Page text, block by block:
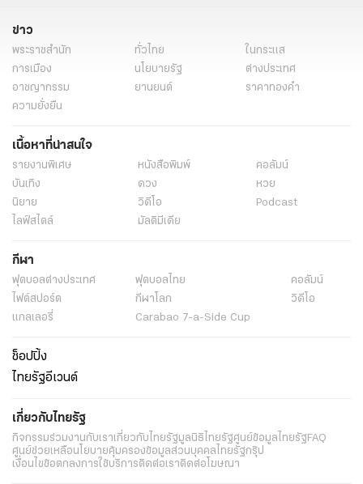
ข่าว
พระราชสำนัก ทั่วไทย
ในกระแส
การเมือง
นโยบายรัฐ
ต่างประเทศ
อาชญากรรม
ยานยนต์
ราคาทองคำ
ความยั่งยืน
เนื้อหาที่น่าสนใจ
รายงานพิเศษ หนังสือพิมพ์
คอลัมน์
บันเทิง
ดวง
หวย
นิยาย
วิดีโอ
Podcast
ไลฟ์สไตล์
มัลติมีเดีย
กีฬา
ฟุตบอลต่่างประเทศ ฟุตบอลไทย
คอลัมน์
ไฟต์สปอร์ต
กีฬาโลก
วิดีโอ
แกลเลอรี่
Carabao 7-a-Side Cup
ช็อปปิ้ง
ไทยรัฐอีเวนต์
เกี่ยวกับไทยรัฐ
กิจกรรมร่วมงานกับเราเกี่ยวกับไทยรัฐมูลนิธิไทยรัฐศูนย์ข้อมูลไทยรัฐFAQ
ศูนย์ช่วยเหลือนโยบายคุ้มครองข้อมูลส่วนบุคคลไทยรัฐกรุ๊ป
เงื่อนไขข้อตกลงการใช้บริการติดต่อเราติดต่อโฆษณา